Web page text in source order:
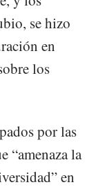
se hizo
en
los
por las
“amenaza la
en